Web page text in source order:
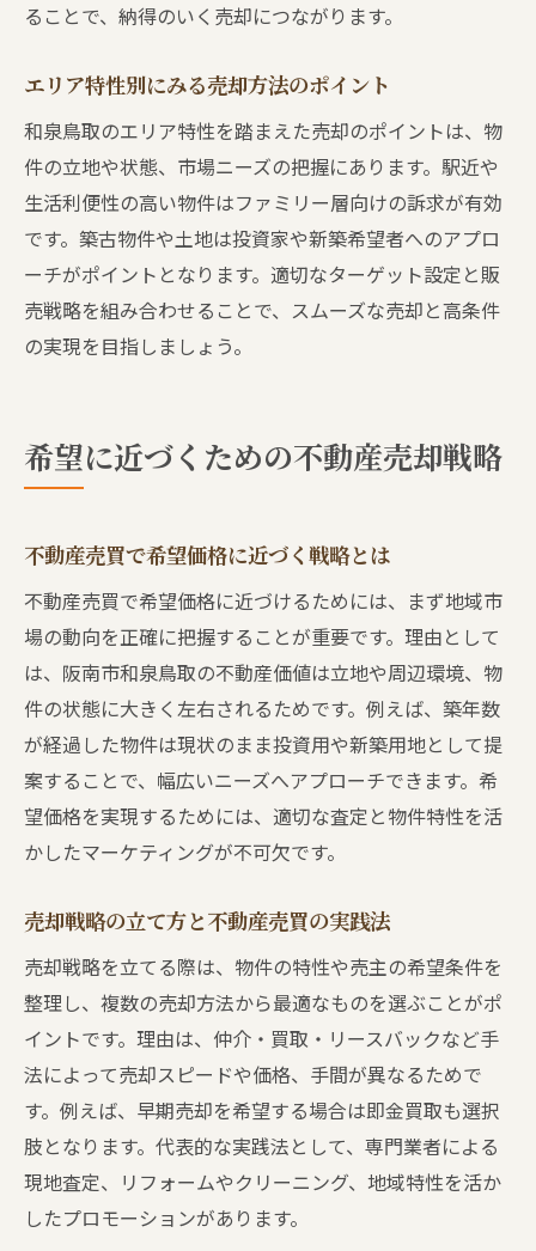
ることで、納得のいく売却につながります。
エリア特性別にみる売却方法のポイント
和泉鳥取のエリア特性を踏まえた売却のポイントは、物
件の立地や状態、市場ニーズの把握にあります。駅近や
生活利便性の高い物件はファミリー層向けの訴求が有効
です。築古物件や土地は投資家や新築希望者へのアプロ
ーチがポイントとなります。適切なターゲット設定と販
売戦略を組み合わせることで、スムーズな売却と高条件
の実現を目指しましょう。
希望に近づくための不動産売却戦略
不動産売買で希望価格に近づく戦略とは
不動産売買で希望価格に近づけるためには、まず地域市
場の動向を正確に把握することが重要です。理由として
は、阪南市和泉鳥取の不動産価値は立地や周辺環境、物
件の状態に大きく左右されるためです。例えば、築年数
が経過した物件は現状のまま投資用や新築用地として提
案することで、幅広いニーズへアプローチできます。希
望価格を実現するためには、適切な査定と物件特性を活
かしたマーケティングが不可欠です。
売却戦略の立て方と不動産売買の実践法
売却戦略を立てる際は、物件の特性や売主の希望条件を
整理し、複数の売却方法から最適なものを選ぶことがポ
イントです。理由は、仲介・買取・リースバックなど手
法によって売却スピードや価格、手間が異なるためで
す。例えば、早期売却を希望する場合は即金買取も選択
肢となります。代表的な実践法として、専門業者による
現地査定、リフォームやクリーニング、地域特性を活か
したプロモーションがあります。